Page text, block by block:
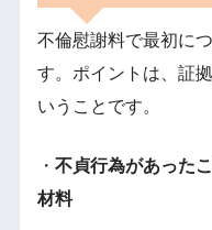
不倫慰謝料で最初に
す。ポイントは、証
いうことです。
・ 不貞行為があった
材料